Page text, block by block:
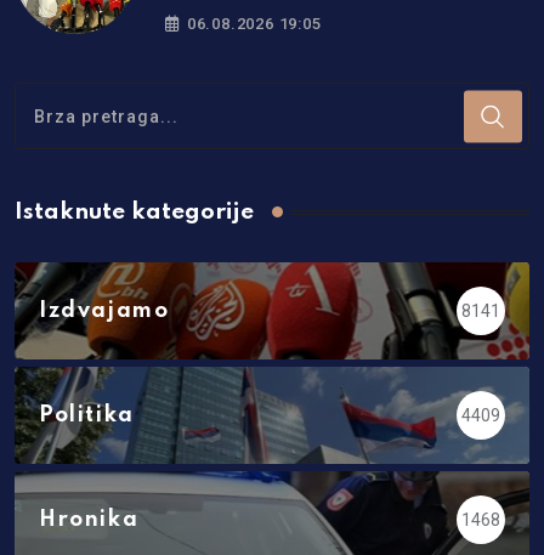
za čak 50 odsto!
06.08.2026 19:05
Istaknute kategorije
Izdvajamo 8141
Politika 4409
Hronika 1468